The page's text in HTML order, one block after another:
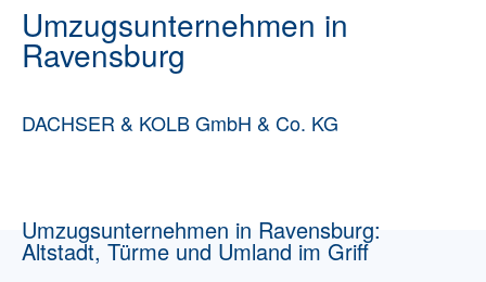
Umzugsunternehmen in
Ravensburg
DACHSER & KOLB GmbH & Co. KG
Umzugsunternehmen in Ravensburg:
Altstadt, Türme und Umland im Griff